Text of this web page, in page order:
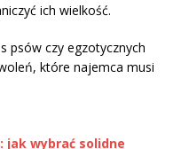
ich wielkość.
psów czy egzotycznych
które najemca musi
jak wybrać solidne